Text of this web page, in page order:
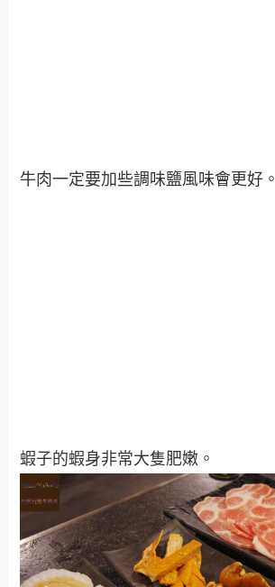
牛肉一定要加些調味鹽風味會更好。
蝦子的蝦身非常大隻肥嫩。